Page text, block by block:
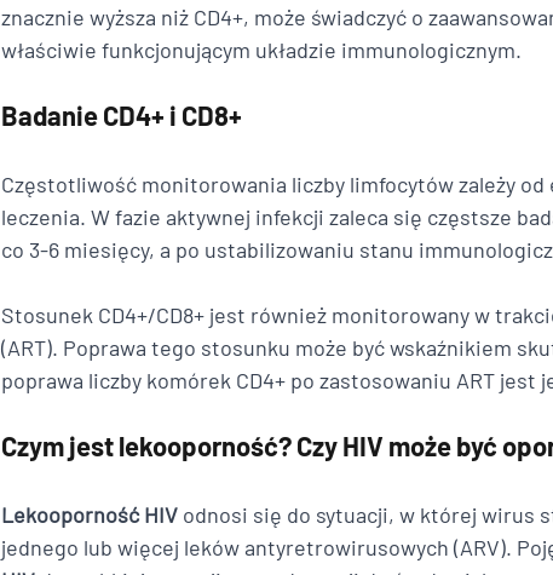
znacznie wyższa niż CD4+, może świadczyć o
właściwie funkcjonującym układzie immunologicznym.
Badanie CD4+ i CD8+
Częstotliwość monitorowania liczby limfocytów zależy
leczenia. W fazie aktywnej infekcji zaleca się częstsze
co 3-6 miesięcy, a po ustabilizowaniu stanu
Stosunek CD4+/CD8+ jest również monitorowany w
(ART). Poprawa tego stosunku może być wskaźnikiem
poprawa liczby komórek CD4+ po zastosowaniu ART jest
Czym jest lekooporność? Czy HIV może być
Lekooporność HIV odnosi się do sytuacji, w której wirus
jednego lub więcej leków antyretrowirusowych (ARV).